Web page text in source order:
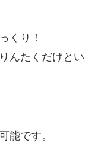
くり！
んたくだけとい
能です。